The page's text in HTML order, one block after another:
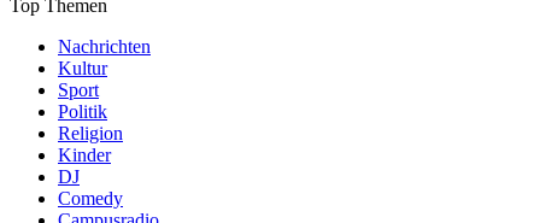
Top Themen
Nachrichten
Kultur
Sport
Politik
Religion
Kinder
DJ
Comedy